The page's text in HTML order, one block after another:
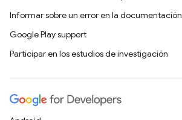
Informar sobre un error en la documentación
Google Play support
Participar en los estudios de investigación